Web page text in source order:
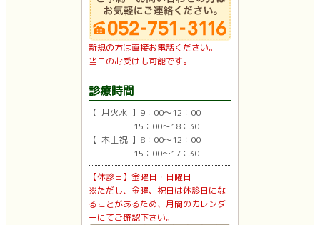
新規の方は直接お電話ください。
当日のお受けも可能です。
診療時間
【 月火水 】9：00〜12：00
15：00〜18：30
【 木土祝 】8：00〜12：00
15：00〜17：30
【休診日】金曜日・日曜日
※ただし、金曜、祝日は休診日にな
ることがあるため、月間のカレンダ
ーにてご確認下さい。